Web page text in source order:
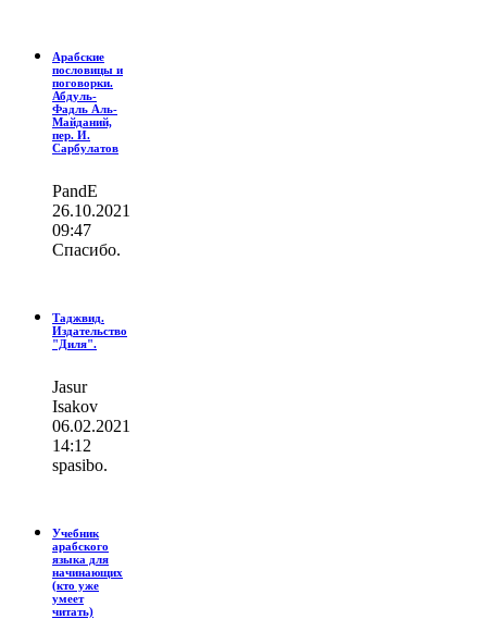
Арабские
пословицы и
поговорки.
Абдуль-
Фадль Аль-
Майданий,
пер. И.
Сарбулатов
PandE
26.10.2021
09:47
Спасибо.
Таджвид.
Издательство
"Диля".
Jasur
Isakov
06.02.2021
14:12
spasibo.
Учебник
арабского
языка для
начинающих
(кто уже
умеет
читать)